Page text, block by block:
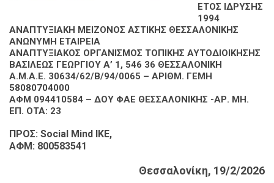
ΕΤΟΣ ΙΔΡΥΣΗΣ
1994
ΑΝΑΠΤΥΞΙΑΚΗ ΜΕΙΖΟΝΟΣ ΑΣΤΙΚΗΣ ΘΕΣΣΑΛΟΝΙΚΗΣ
ΑΝΩΝΥΜΗ ΕΤΑΙΡΕΙΑ
ΑΝΑΠΤΥΞΙΑΚΟΣ ΟΡΓΑΝΙΣΜΟΣ ΤΟΠΙΚΗΣ ΑΥΤΟΔΙΟΙΚΗΣΗΣ
ΒΑΣΙΛΕΩΣ ΓΕΩΡΓΙΟΥ Α’ 1, 546 36 ΘΕΣΣΑΛΟΝΙΚΗ
Α.Μ.Α.Ε. 30634/62/Β/94/0065 – ΑΡΙΘΜ. ΓΕΜΗ
58080704000
ΑΦΜ 094410584 – ΔΟΥ ΦΑΕ ΘΕΣΣΑΛΟΝΙΚΗΣ -ΑΡ. ΜΗ.
ΕΠ. ΟΤΑ: 23
ΠΡΟΣ: Social Mind ΙΚΕ,
ΑΦΜ: 800583541
Θεσσαλονίκη, 19/2/2026